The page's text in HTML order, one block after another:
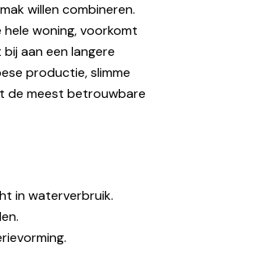
willen combineren.
woning, voorkomt
aan een langere
productie, slimme
de meest betrouwbare
in waterverbruik.